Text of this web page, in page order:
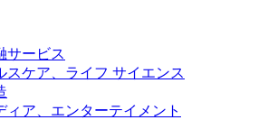
サービス
スケア、ライフ サイエンス
ィア、エンターテイメント